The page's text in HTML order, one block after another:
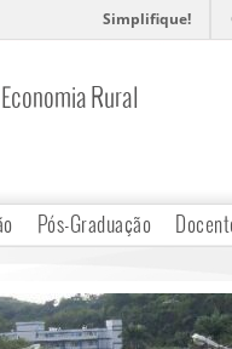
Simplifique!
Rural
Pós-Graduação